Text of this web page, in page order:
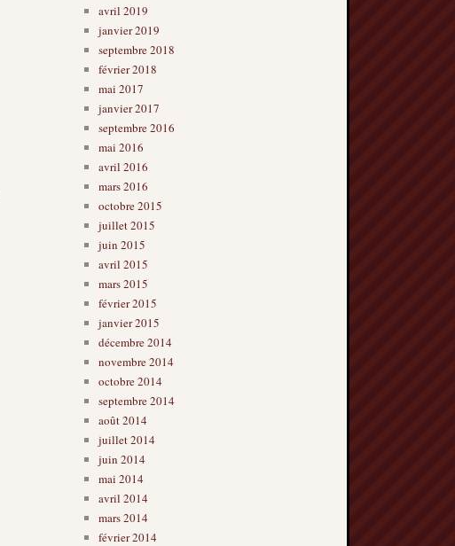
avril 2019
janvier 2019
septembre 2018
février 2018
mai 2017
janvier 2017
septembre 2016
mai 2016
avril 2016
mars 2016
octobre 2015
juillet 2015
juin 2015
avril 2015
mars 2015
février 2015
janvier 2015
décembre 2014
novembre 2014
octobre 2014
septembre 2014
août 2014
juillet 2014
juin 2014
mai 2014
avril 2014
mars 2014
février 2014